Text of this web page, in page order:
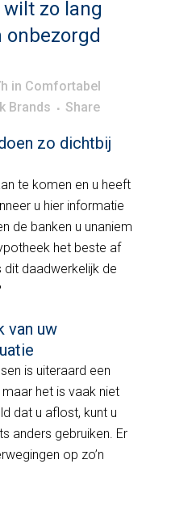
wilt zo lang
onbezorgd
in Comfortabel
Brands Share
zo dichtbij
te komen en u heeft
u hier informatie
de banken u unaniem
het beste af
dit daadwerkelijk de
van uw
is uiteraard een
het is vaak niet
dat u aflost, kunt u
anders gebruiken. Er
op zo’n